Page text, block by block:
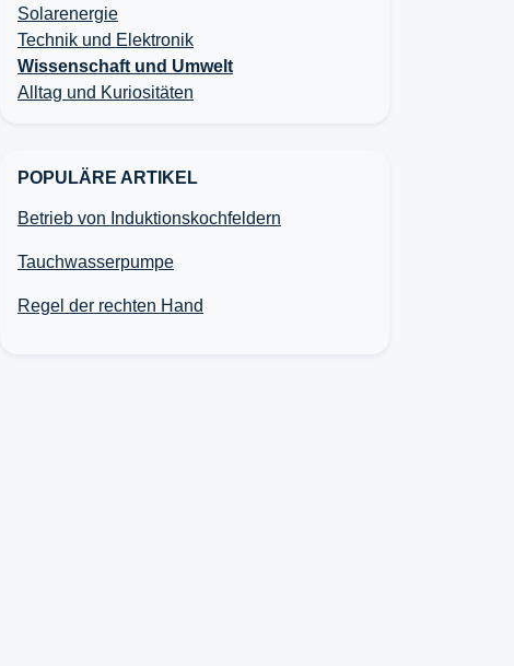
Solarenergie
Technik und Elektronik
Wissenschaft und Umwelt
Alltag und Kuriositäten
POPULÄRE ARTIKEL
Betrieb von Induktionskochfeldern
Tauchwasserpumpe
Regel der rechten Hand